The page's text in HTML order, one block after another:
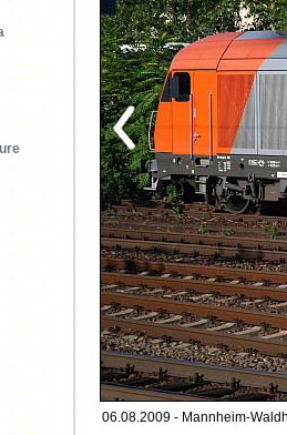
06.08.2009 - Mannheim-